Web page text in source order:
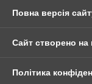
Повна версія
Сайт створено на
Політика